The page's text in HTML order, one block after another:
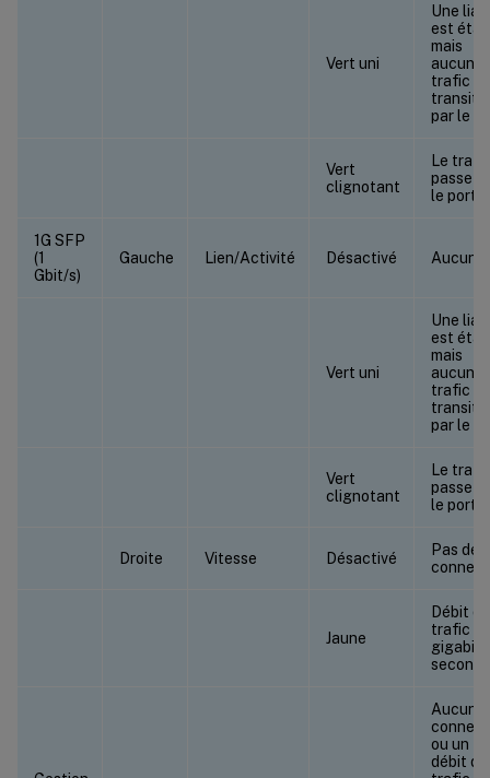
Vert uni
Une
est
mais
aucun
trafic ne
transite
par le
Vert
clignotant
Le trafic
passe
le port
1G SFP
(1
Gbit/s)
Gauche Lien/Activité Désactivé Aucun
Vert uni
Une
est
mais
aucun
trafic ne
transite
par le
Vert
clignotant
Le trafic
passe
le port
Droite Vitesse Désactivé
Pas de
Jaune
Débit de
trafic
gigabit
seconde
Aucune
ou un
débit de